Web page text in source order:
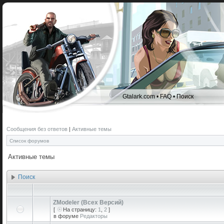
Gtalark.com •FAQ•Поиск
Сообщения без ответов | Активные темы
Список форумов
Активные темы
Поиск
ZModeler (Всех Версий)
[ На страницу: 1 2 ]
в форуме Редакторы